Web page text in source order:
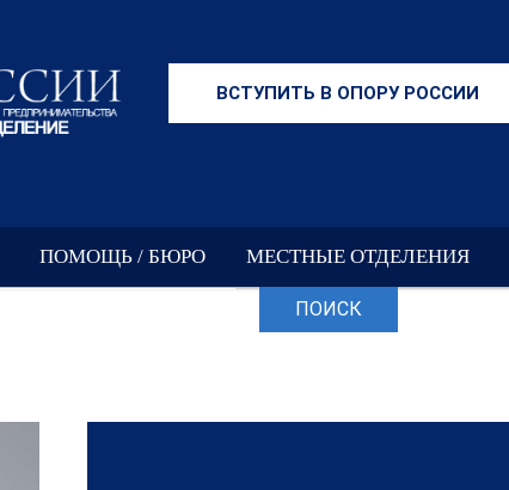
ВСТУПИТЬ В ОПОРУ РОССИИ
ПОМОЩЬ / БЮРО МЕСТНЫЕ ОТДЕЛЕНИЯ
ПОИСК